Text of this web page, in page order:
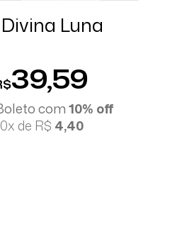
Luna
39,59
com10% off
de R$ 4,40